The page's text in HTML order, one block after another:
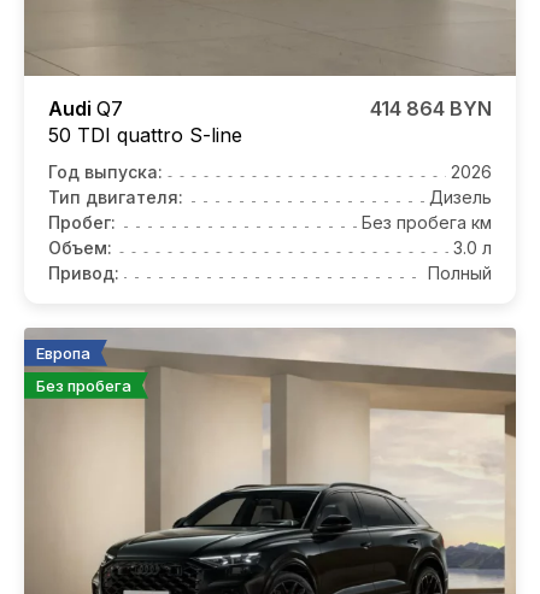
Audi Q7
50 TDI quattro S-line
414 864 BYN
Год выпуска:
2026
Тип двигателя:
Дизель
Пробег:
Без пробега км
Объем:
3.0 л
Привод:
Полный
Европа
Без пробега